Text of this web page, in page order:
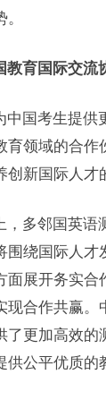
教育国际交流
中国考生提供
育领域的合作
创新国际人才
，多邻国英语
围绕国际人才
面展开务实
现合作共赢
了更加高效的
供公平优质的